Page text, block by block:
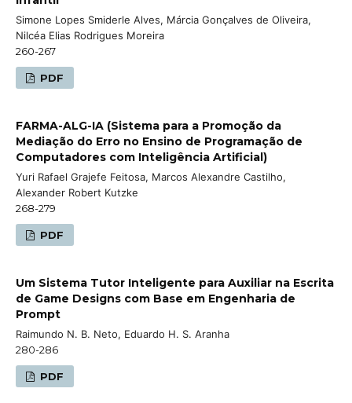
Simone Lopes Smiderle Alves, Márcia Gonçalves de Oliveira,
Nilcéa Elias Rodrigues Moreira
260-267
PDF
FARMA-ALG-IA (Sistema para a Promoção da
Mediação do Erro no Ensino de Programação de
Computadores com Inteligência Artificial)
Yuri Rafael Grajefe Feitosa, Marcos Alexandre Castilho,
Alexander Robert Kutzke
268-279
PDF
Um Sistema Tutor Inteligente para Auxiliar na Escrita
de Game Designs com Base em Engenharia de
Prompt
Raimundo N. B. Neto, Eduardo H. S. Aranha
280-286
PDF